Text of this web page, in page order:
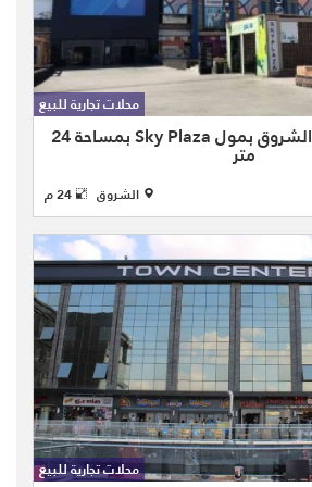
كاش بأفضل المولات بمدينة
الشروق Sky Plaza mall طوب أحمر
بمساحة كلية 24 متر بالطابق الأرضي
بأنه بجوار طريق الإسماعيلية
محلات تجارية للبيع
محل للبيع بمدينة الشروق بمول Sky Plaza بمساحة 24
متر
الشروق 24 م
للبيع كاش بمدينة الشروق
بمول تاون سنتر Town center تشطيب
محلات تجارية للبيع